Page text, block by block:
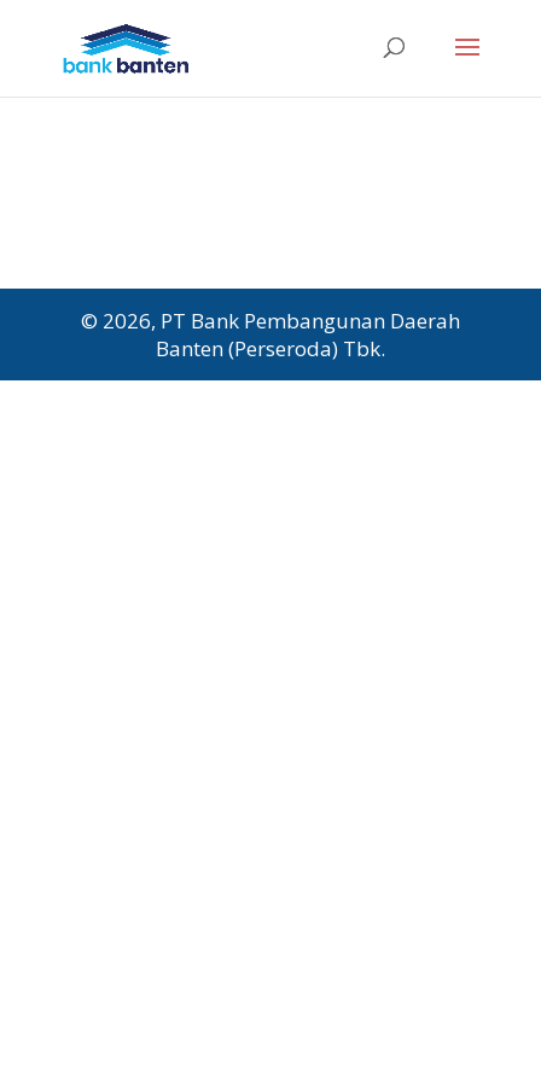
© 2026, PT Bank Pembangunan Daerah
Banten (Perseroda) Tbk.